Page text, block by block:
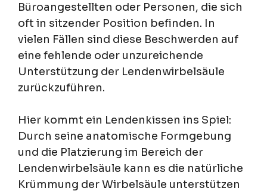
Büroangestellten oder Personen, die sich
oft in sitzender Position befinden. In
vielen Fällen sind diese Beschwerden auf
eine fehlende oder unzureichende
Unterstützung der Lendenwirbelsäule
zurückzuführen.
Hier kommt ein Lendenkissen ins Spiel:
Durch seine anatomische Formgebung
und die Platzierung im Bereich der
Lendenwirbelsäule kann es die natürliche
Krümmung der Wirbelsäule unterstützen